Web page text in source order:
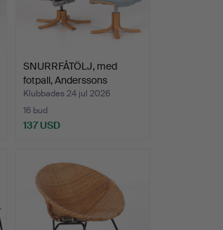
SNURRFÅTÖLJ, med
fotpall, Anderssons
Mekan…
Klubbades 24 jul 2026
16 bud
137 USD